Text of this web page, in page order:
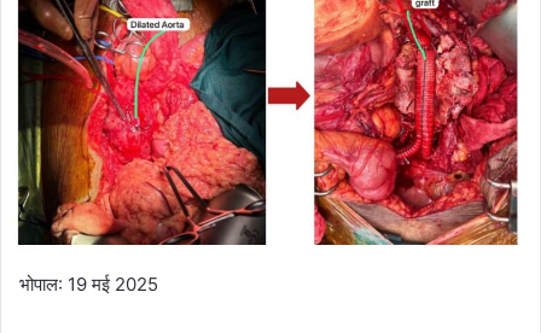
भोपाल: 19 मई 2025